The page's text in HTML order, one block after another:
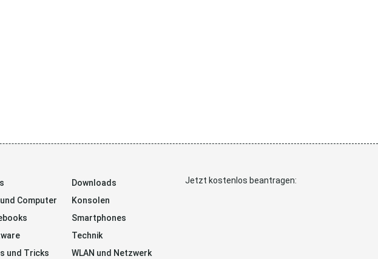
Downloads
und Computer
Konsolen
Smartphones
Technik
und Tricks
WLAN und Netzwerk
Jetzt kostenlos beantragen: